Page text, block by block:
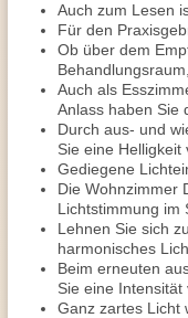
Auch zum Lesen
Für den
Ob über dem
Auch als
Anlass haben Sie
Durch aus- und
Sie eine Helligkeit
Gediegene
Die Wohnzimmer
Lichtstimmung im
Lehnen Sie sich
harmonisches
Beim erneuten
Sie eine Intensität
Ganz zartes Licht